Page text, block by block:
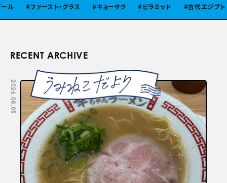
ファースト・グラス キョーサク ピラミッド 古代エジプト
RECENT ARCHIVE
2026.08.05